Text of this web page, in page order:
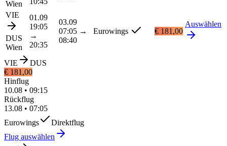
Wien
VIE
DUS
Wien
01.09
19:05
→
20:35
03.09
07:05 →
08:40
Eurowings € 181,00
Auswählen
VIE
DUS
€ 181,00
Hinflug
10.08 • 09:15
Rückflug
13.08 • 07:05
Eurowings
Direktflug
Flug auswählen